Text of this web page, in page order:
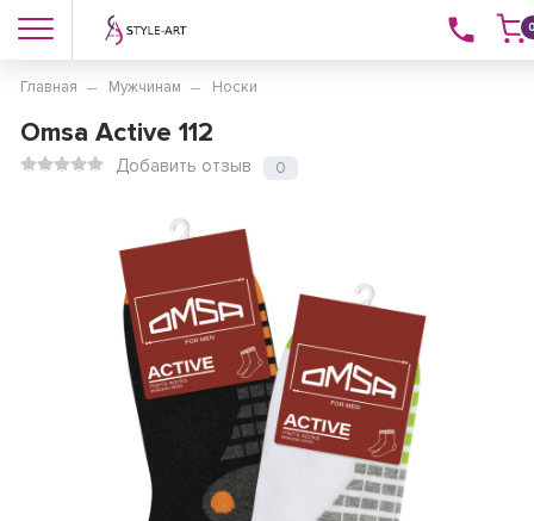
Главная Мужчинам Носки
Omsa Active 112
Добавить отзыв 0